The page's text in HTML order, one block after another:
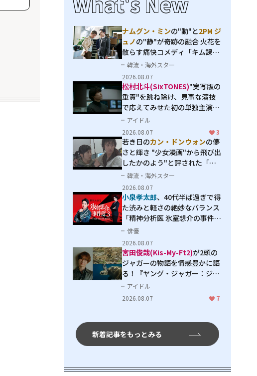
ナムグン・ミンの"動"と2PM ジ
ュノの"静"が奇跡の融合 火花を
散らす痛快コメディ「キム課長
とソ理事～Bravo! Your Life
～」
韓流・海外スター
2026.08.07
松村北斗(SixTONES)"実写版の
重責"を跳ね除け、見事な演技
で応えてみせた初の単独主演映
画「秒速5センチメートル」
アイドル
2026.08.07
3
若き日のカン・ドンウォンの儚
さと輝き "少女漫画"から飛び出
したかのよう"と評された「オ
オカミの誘惑」
韓流・海外スター
2026.08.07
小泉孝太郎、40代半ば過ぎで得
た渋みと軽さの絶妙なバランス
「精神分析医 氷室想介の事件簿
３」で見せる進化
俳優
2026.08.07
宮田俊哉(Kis-My-Ft2)が2頭の
ジャガーの物語を情感豊かに語
る！『ヤング・ジャガー：ジャ
ングル王への道』『ジャガーと
ウミガメの物語：熱帯林の守護
アイドル
2026.08.07
7
新着記事をもっとみる